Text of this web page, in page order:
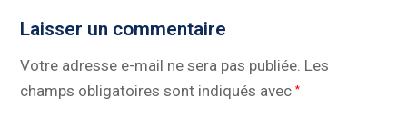
Laisser un commentaire
Votre adresse e-mail ne sera pas publiée. Les
champs obligatoires sont indiqués avec*